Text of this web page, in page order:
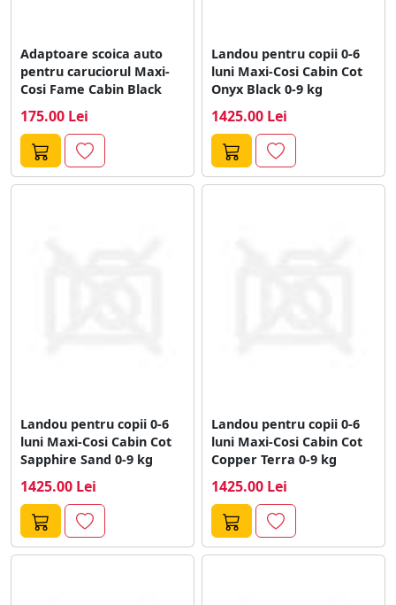
Adaptoare scoica auto
pentru caruciorul Maxi-
Cosi Fame Cabin Black
175.00 Lei
Landou pentru copii 0-6
luni Maxi-Cosi Cabin Cot
Onyx Black 0-9 kg
1425.00 Lei
Landou pentru copii 0-6
luni Maxi-Cosi Cabin Cot
Sapphire Sand 0-9 kg
1425.00 Lei
Landou pentru copii 0-6
luni Maxi-Cosi Cabin Cot
Copper Terra 0-9 kg
1425.00 Lei